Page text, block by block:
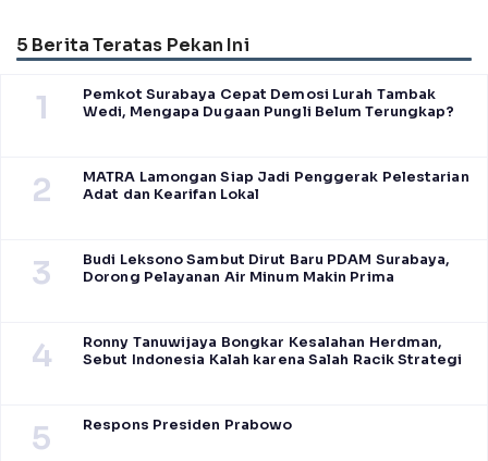
5 Berita Teratas Pekan Ini
1
Pemkot Surabaya Cepat Demosi Lurah Tambak
Wedi, Mengapa Dugaan Pungli Belum Terungkap?
2
MATRA Lamongan Siap Jadi Penggerak Pelestarian
Adat dan Kearifan Lokal
3
Budi Leksono Sambut Dirut Baru PDAM Surabaya,
Dorong Pelayanan Air Minum Makin Prima
4
Ronny Tanuwijaya Bongkar Kesalahan Herdman,
Sebut Indonesia Kalah karena Salah Racik Strategi
5 Respons Presiden Prabowo